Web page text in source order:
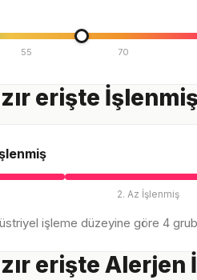
55 70
erişte
2. Az İşlenmiş
işleme düzeyine göre 4
erişte Alerjen